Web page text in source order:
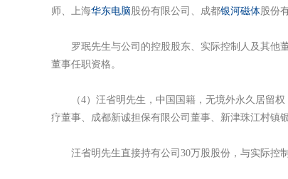
师、上海华东电脑股份有限公司、成都银河磁体股份
罗珉先生与公司的控股股东、实际控制人及其他董
董事任职资格。
（4）汪省明先生，中国国籍，无境外永久居留权
疗董事、成都新诚担保有限公司董事、新津珠江村镇
汪省明先生直接持有公司30万股股份，与实际控制